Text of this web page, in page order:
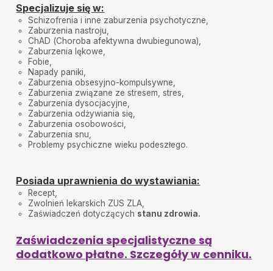
Mariusz• 2024-11-26
Tato zadowolony z wizyty, pani doktor podniosła go
na duchu i przepisała stosowne leki.
Hanna Nicińska•2024-11-22
Zadowolona pacjentka•2024-11-18
Pani doktor bardzo sympatyczna, cierpliwie
odpowiadała na moje pytania. Jedna z lepszych
lekarzy jakich spotkałam w swoim życiu. Polecam
Julia•2023-06-05
Polecam
Specjalizuje się w:
Schizofrenia i inne zaburzenia psychotyczne,
Zaburzenia nastroju,
ChAD (Choroba afektywna dwubiegunowa),
Zaburzenia lękowe,
Fobie,
Napady paniki,
Zaburzenia obsesyjno-kompulsywne,
Zaburzenia związane ze stresem, stres,
Zaburzenia dysocjacyjne,
Zaburzenia odżywiania się,
Zaburzenia osobowości,
Zaburzenia snu,
Problemy psychiczne wieku podeszłego.
Posiada uprawnienia do wystawiania:
Recept,
Zwolnień lekarskich ZUS ZLA,
Zaświadczeń dotyczących stanu zdrowia.
Zaświadczenia specjalistyczne są
dodatkowo płatne. Szczegóły w cenniku.